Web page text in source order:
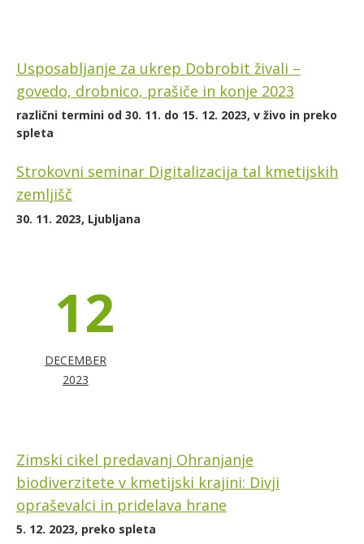
Usposabljanje za ukrep Dobrobit živali –
govedo, drobnico, prašiče in konje 2023
različni termini od 30. 11. do 15. 12. 2023, v živo in preko
spleta
Strokovni seminar Digitalizacija tal kmetijskih
zemljišč
30. 11. 2023, Ljubljana
12
DECEMBER
2023
Zimski cikel predavanj Ohranjanje
biodiverzitete v kmetijski krajini: Divji
opraševalci in pridelava hrane
5. 12. 2023, preko spleta